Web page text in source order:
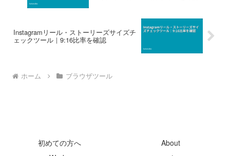
Instagramリール・ストーリーズサイズチ
ェックツール｜9:16比率を確認
ホーム ブラウザツール
初めての方へ
About